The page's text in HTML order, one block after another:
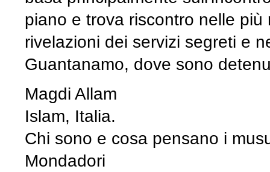
piano e trova riscontro nelle
rivelazioni dei servizi segreti e
Guantanamo, dove sono
Magdi Allam
Islam, Italia.
Chi sono e cosa pensano i
Mondadori